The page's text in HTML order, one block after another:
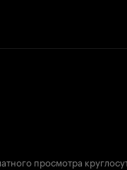
просмотра